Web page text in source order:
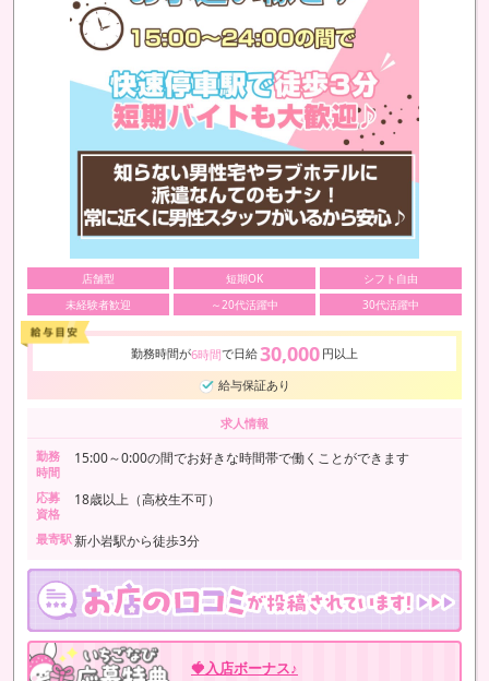
店舗型 短期OK
シフト自由
未経験者歓迎
～20代活躍中 30代活躍中
勤務時間が6時間で日給30,000 円以上
給与保証あり
求人情報
勤務
時間
15:00～0:00の間でお好きな時間帯で働くことができます
応募
資格
18歳以上（高校生不可）
最寄駅新小岩駅から徒歩3分
🍓入店ボーナス♪